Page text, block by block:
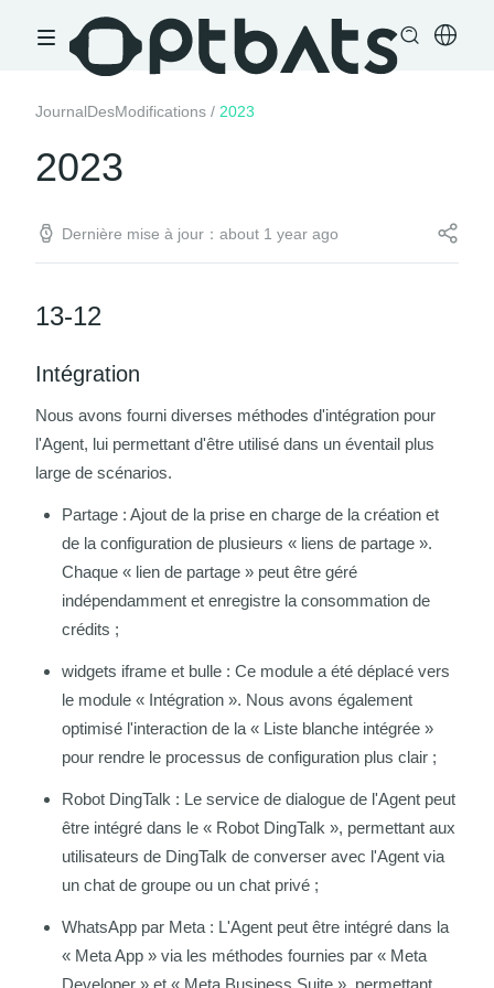
JournalDesModifications / 2023
2023
Dernière mise à jour：about 1 year ago
13-12
Intégration
Nous avons fourni diverses méthodes d'intégration pour
l'Agent, lui permettant d'être utilisé dans un éventail plus
large de scénarios.
Partage : Ajout de la prise en charge de la création et
de la configuration de plusieurs « liens de partage ».
Chaque « lien de partage » peut être géré
indépendamment et enregistre la consommation de
crédits ;
widgets iframe et bulle : Ce module a été déplacé vers
le module « Intégration ». Nous avons également
optimisé l'interaction de la « Liste blanche intégrée »
pour rendre le processus de configuration plus clair ;
Robot DingTalk : Le service de dialogue de l'Agent peut
être intégré dans le « Robot DingTalk », permettant aux
utilisateurs de DingTalk de converser avec l'Agent via
un chat de groupe ou un chat privé ;
WhatsApp par Meta : L'Agent peut être intégré dans la
« Meta App » via les méthodes fournies par « Meta
Developer » et « Meta Business Suite », permettant